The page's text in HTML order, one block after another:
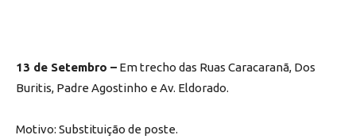
13 de Setembro – Em trecho das Ruas Caracaranã, Dos
Buritis, Padre Agostinho e Av. Eldorado.
Motivo: Substituição de poste.